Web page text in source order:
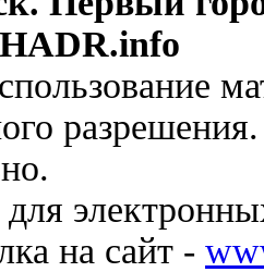
на сайт -